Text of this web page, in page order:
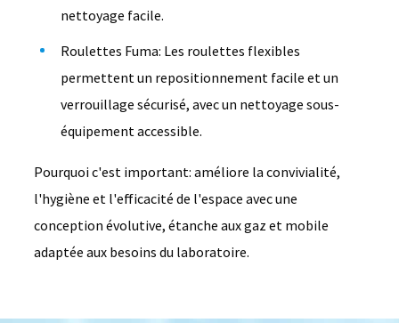
nettoyage facile.
Roulettes Fuma: Les roulettes flexibles
permettent un repositionnement facile et un
verrouillage sécurisé, avec un nettoyage sous-
équipement accessible.
Pourquoi c'est important: améliore la convivialité,
l'hygiène et l'efficacité de l'espace avec une
conception évolutive, étanche aux gaz et mobile
adaptée aux besoins du laboratoire.